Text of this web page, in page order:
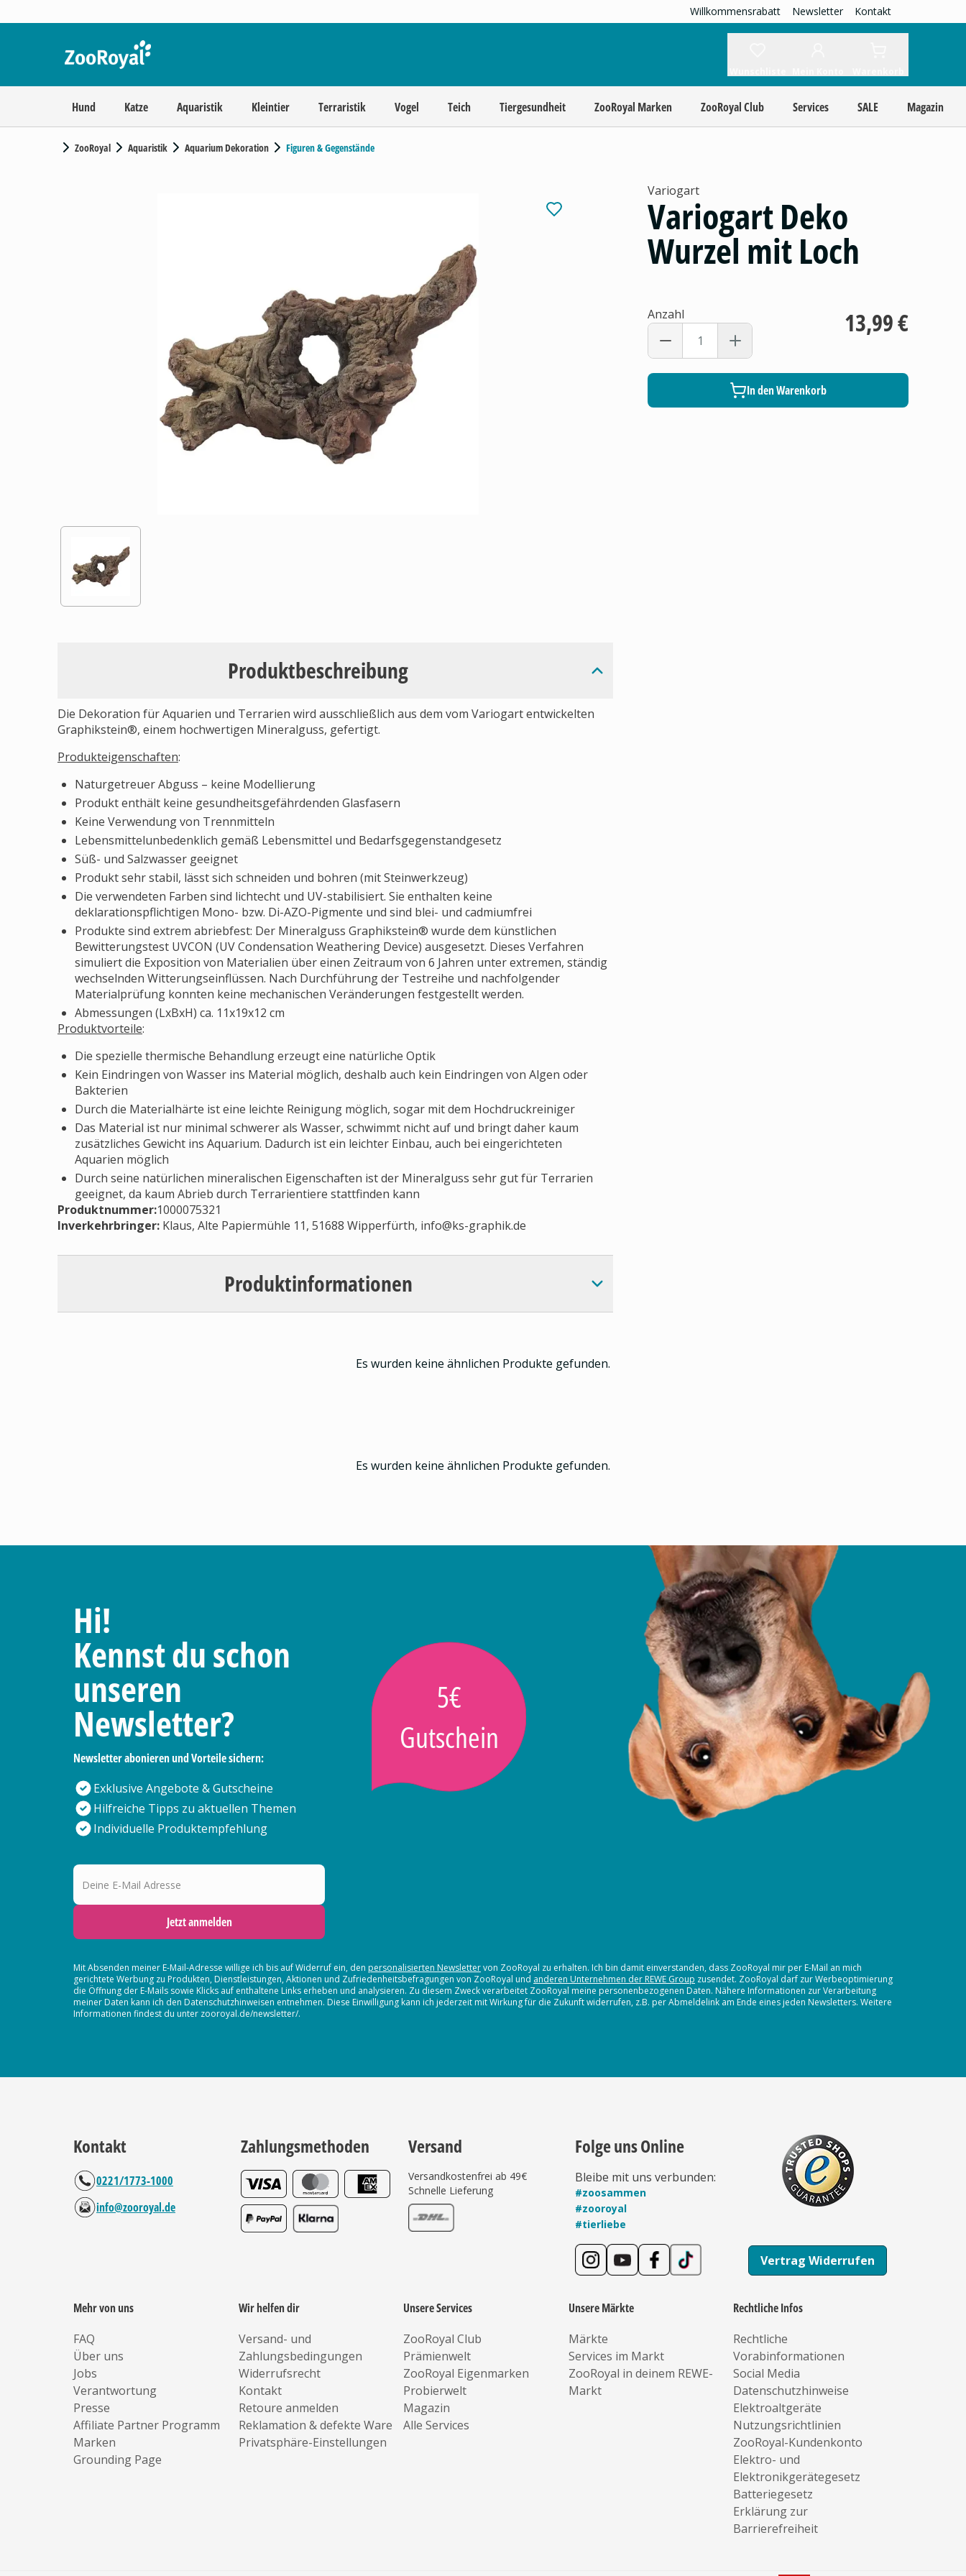
Willkommensrabatt Newsletter Kontakt
Hund Katze Aquaristik Kleintier Terraristik Vogel Teich Tiergesundheit ZooRoyal Marken ZooRoyal Club Services SALE Magazin
ZooRoyal Aquaristik Aquarium Dekoration Figuren & Gegenstände
Produktbeschreibung
Die Dekoration für Aquarien und Terrarien wird ausschließlich aus dem vom Variogart entwickelten
Graphikstein®, einem hochwertigen Mineralguss, gefertigt.
Produkteigenschaften:
Naturgetreuer Abguss – keine Modellierung
Produkt enthält keine gesundheitsgefährdenden Glasfasern
Keine Verwendung von Trennmitteln
Lebensmittelunbedenklich gemäß Lebensmittel und Bedarfsgegenstandgesetz
Süß- und Salzwasser geeignet
Produkt sehr stabil, lässt sich schneiden und bohren (mit Steinwerkzeug)
Die verwendeten Farben sind lichtecht und UV-stabilisiert. Sie enthalten keine
deklarationspflichtigen Mono- bzw. Di-AZO-Pigmente und sind blei- und cadmiumfrei
Produkte sind extrem abriebfest: Der Mineralguss Graphikstein® wurde dem künstlichen
Bewitterungstest UVCON (UV Condensation Weathering Device) ausgesetzt. Dieses Verfahren
simuliert die Exposition von Materialien über einen Zeitraum von 6 Jahren unter extremen, ständig
wechselnden Witterungseinflüssen. Nach Durchführung der Testreihe und nachfolgender
Materialprüfung konnten keine mechanischen Veränderungen festgestellt werden.
Abmessungen (LxBxH) ca. 11x19x12 cm
Produktvorteile:
Die spezielle thermische Behandlung erzeugt eine natürliche Optik
Kein Eindringen von Wasser ins Material möglich, deshalb auch kein Eindringen von Algen oder
Bakterien
Durch die Materialhärte ist eine leichte Reinigung möglich, sogar mit dem Hochdruckreiniger
Das Material ist nur minimal schwerer als Wasser, schwimmt nicht auf und bringt daher kaum
zusätzliches Gewicht ins Aquarium. Dadurch ist ein leichter Einbau, auch bei eingerichteten
Aquarien möglich
Durch seine natürlichen mineralischen Eigenschaften ist der Mineralguss sehr gut für Terrarien
geeignet, da kaum Abrieb durch Terrarientiere stattfinden kann
Produktnummer:1000075321
Inverkehrbringer: Klaus, Alte Papiermühle 11, 51688 Wipperfürth, info@ks-graphik.de
Produktinformationen
Variogart
Variogart Deko
Wurzel mit Loch
Anzahl 13,99 €
In den Warenkorb
Es wurden keine ähnlichen Produkte gefunden.
Es wurden keine ähnlichen Produkte gefunden.
Hi!
Kennst du schon
unseren
Newsletter?
Newsletter abonieren und Vorteile sichern:
Exklusive Angebote & Gutscheine
Hilfreiche Tipps zu aktuellen Themen
Individuelle Produktempfehlung
5€
Gutschein
Deine E-Mail Adresse
Jetzt anmelden
Mit Absenden meiner E-Mail-Adresse willige ich bis auf Widerruf ein, den personalisierten Newslettervon ZooRoyal zu erhalten. Ich bin damit einverstanden, dass ZooRoyal mir per E-Mail an mich
gerichtete Werbung zu Produkten, Dienstleistungen, Aktionen und Zufriedenheitsbefragungen von ZooRoyal und anderen Unternehmen der REWE Group zusendet. ZooRoyal darf zur Werbeoptimierung
die Öffnung der E-Mails sowie Klicks auf enthaltene Links erheben und analysieren. Zu diesem Zweck verarbeitet ZooRoyal meine personenbezogenen Daten. Nähere Informationen zur Verarbeitung
meiner Daten kann ich den Datenschutzhinweisen entnehmen. Diese Einwilligung kann ich jederzeit mit Wirkung für die Zukunft widerrufen, z.B. per Abmeldelink am Ende eines jeden Newsletters. Weitere
Informationen findest du unter zooroyal.de/newsletter/.
Kontakt
0221/1773-1000
info@zooroyal.de
Zahlungsmethoden Versand
Versandkostenfrei ab 49€
Schnelle Lieferung
Folge uns Online
Bleibe mit uns verbunden:
#zoosammen
#zooroyal
#tierliebe
Vertrag Widerrufen
Mehr von uns
FAQ
Über uns
Jobs
Verantwortung
Presse
Affiliate Partner Programm
Marken
Grounding Page
Wir helfen dir
Versand- und
Zahlungsbedingungen
Widerrufsrecht
Kontakt
Retoure anmelden
Reklamation & defekte Ware
Privatsphäre-Einstellungen
Unsere Services
ZooRoyal Club
Prämienwelt
ZooRoyal Eigenmarken
Probierwelt
Magazin
Alle Services
Unsere Märkte
Märkte
Services im Markt
ZooRoyal in deinem REWE-
Markt
Rechtliche Infos
Rechtliche
Vorabinformationen
Social Media
Datenschutzhinweise
Elektroaltgeräte
Nutzungsrichtlinien
ZooRoyal-Kundenkonto
Elektro- und
Elektronikgerätegesetz
Batteriegesetz
Erklärung zur
Barrierefreiheit